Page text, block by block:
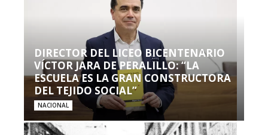
DIRECTOR DEL LICEO BICENTENARIO
VÍCTOR JARA DE PERALILLO: “LA
ESCUELA ES LA GRAN CONSTRUCTORA
DEL TEJIDO SOCIAL”
NACIONAL